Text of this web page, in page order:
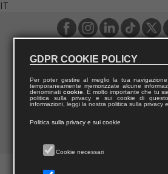
IT
GDPR COOKIE POLICY
Per poter gestire al meglio la tua
temporaneamente memorizzate alcune
denominati cookie. È molto importante che tu
politica sulla privacy e sui cookie di
informazioni, leggi la nostra politica sulla privacy
Politica sulla privacy e sui cookie
Cookie necessari